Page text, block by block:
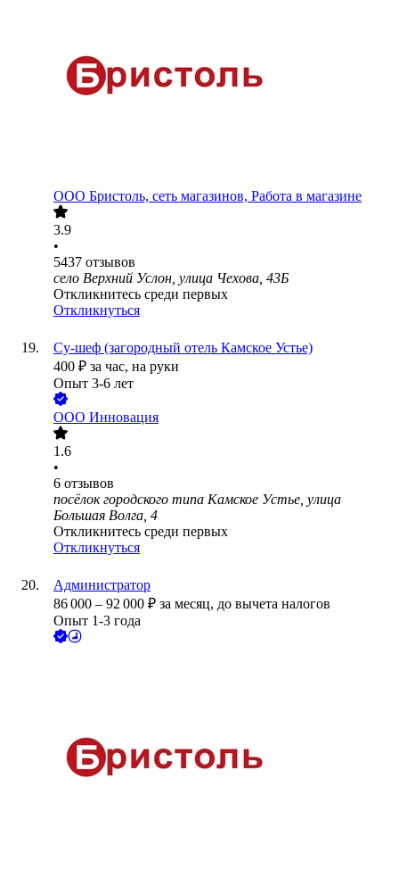
ООО Бристоль, сеть магазинов, Работа в магазине
3.9
•
5437 отзывов
село Верхний Услон, улица Чехова, 43Б
Откликнитесь среди первых
Откликнуться
Су-шеф (загородный отель Камское Устье)
400 ₽ за час, на руки
Опыт 3-6 лет
ООО Инновация
1.6
•
6 отзывов
посёлок городского типа Камское Устье, улица
Большая Волга, 4
Откликнитесь среди первых
Откликнуться
Администратор
86 000 – 92 000 ₽ за месяц, до вычета налогов
Опыт 1-3 года